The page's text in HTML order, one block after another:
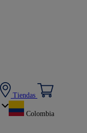
Tiendas
Colombia